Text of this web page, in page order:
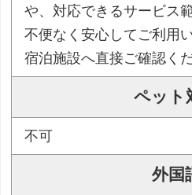
や、対応できるサービス
不便なく安心してご利用
宿泊施設へ直接ご確認くだ
ペット
不可
外国